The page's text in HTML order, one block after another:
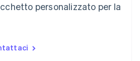
personalizzato per la